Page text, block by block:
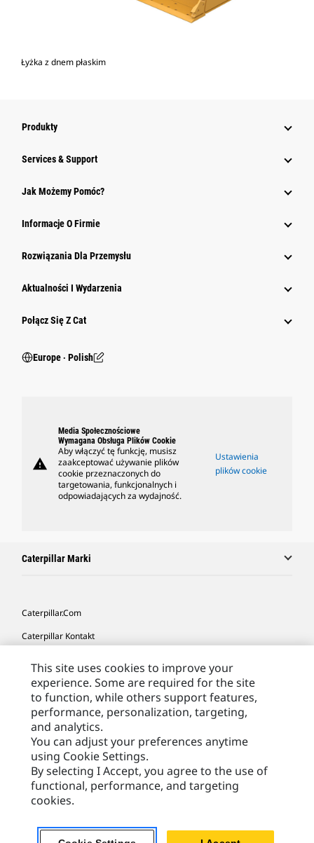
Łyżka z dnem płaskim
Produkty
Services & Support
Jak Możemy Pomóc?
Informacje O Firmie
Rozwiązania Dla Przemysłu
Aktualności I Wydarzenia
Połącz Się Z Cat
Europe ‧ Polish
warning
Media Społecznościowe
Wymagana Obsługa Plików Cookie
Aby włączyć tę funkcję, musisz
zaakceptować używanie plików
cookie przeznaczonych do
targetowania, funkcjonalnych i
odpowiadających za wydajność.
Ustawienia
plików cookie
Caterpillar Marki
Caterpillar.com
Caterpillar Kontakt
Moje Preferencje Marketingowe
Site Map
Cookie Settings
Legal
Privacy
Europe - Polish© 2026 Caterpillar. Wszelkie prawa zastrzeżone.
This site uses cookies to improve your
experience. Some are required for the site
to function, while others support features,
performance, personalization, targeting,
and analytics.
You can adjust your preferences anytime
using Cookie Settings.
By selecting I Accept, you agree to the use of
functional, performance, and targeting
cookies.